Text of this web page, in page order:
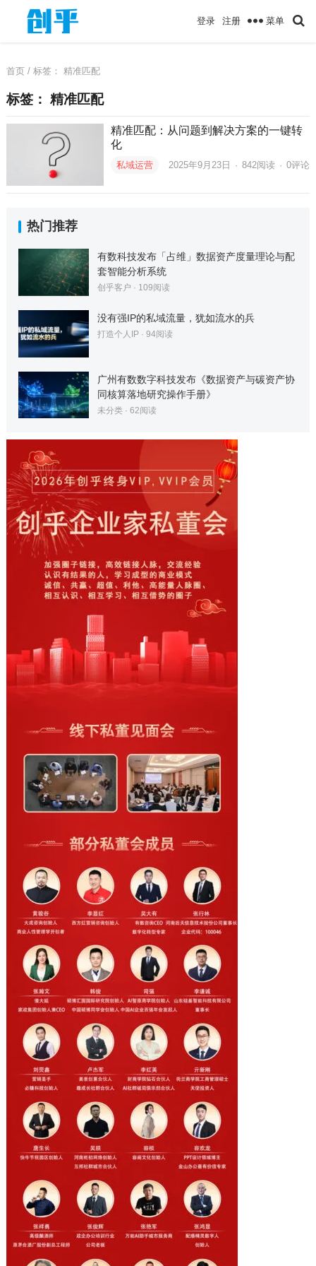
登录 注册 菜单
首页/ 标签： 精准匹配
标签： 精准匹配
精准匹配：从问题到解决方案的一键转
化
私域运营 2025年9月23日 · 842阅读 · 0评论
热门推荐
有数科技发布「占维」数据资产度量理论与配
套智能分析系统
创乎客户 · 109阅读
没有强IP的私域流量，犹如流水的兵
打造个人IP· 94阅读
广州有数数字科技发布《数据资产与碳资产协
同核算落地研究操作手册》
未分类· 62阅读